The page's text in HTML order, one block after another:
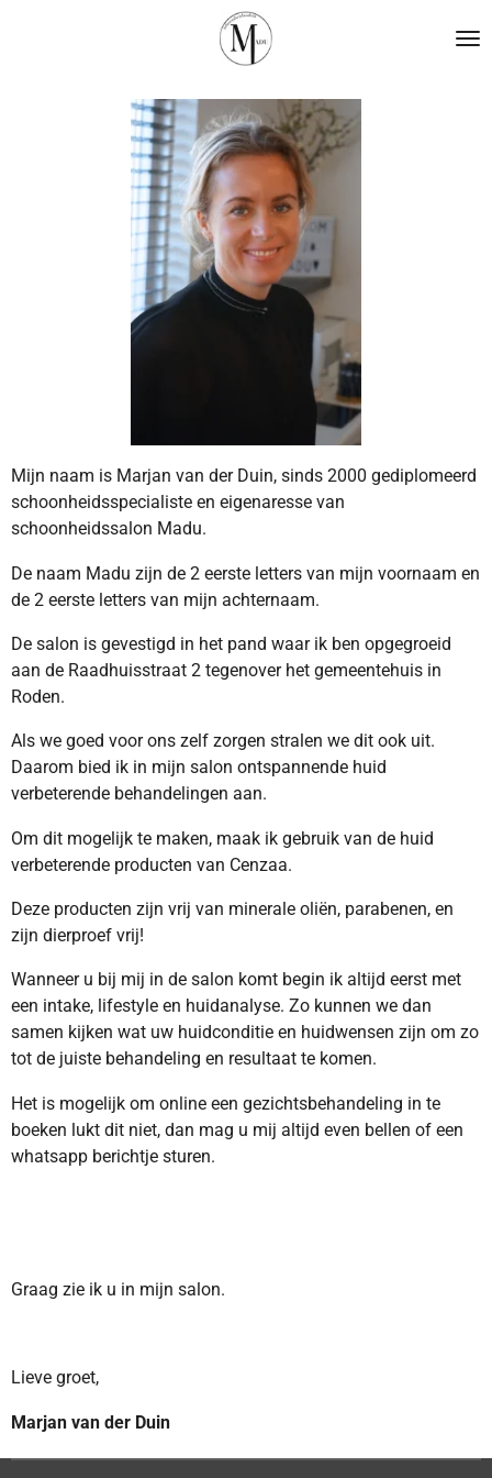
Mijn naam is Marjan van der Duin, sinds 2000 gediplomeerd
schoonheidsspecialiste en eigenaresse van
schoonheidssalon Madu.
De naam Madu zijn de 2 eerste letters van mijn voornaam en
de 2 eerste letters van mijn achternaam.
De salon is gevestigd in het pand waar ik ben opgegroeid
aan de Raadhuisstraat 2 tegenover het gemeentehuis in
Roden.
Als we goed voor ons zelf zorgen stralen we dit ook uit.
Daarom bied ik in mijn salon ontspannende huid
verbeterende behandelingen aan.
Om dit mogelijk te maken, maak ik gebruik van de huid
verbeterende producten van Cenzaa.
Deze producten zijn vrij van minerale oliën, parabenen, en
zijn dierproef vrij!
Wanneer u bij mij in de salon komt begin ik altijd eerst met
een intake, lifestyle en huidanalyse. Zo kunnen we dan
samen kijken wat uw huidconditie en huidwensen zijn om zo
tot de juiste behandeling en resultaat te komen.
Het is mogelijk om online een gezichtsbehandeling in te
boeken lukt dit niet, dan mag u mij altijd even bellen of een
whatsapp berichtje sturen.
Graag zie ik u in mijn salon.
Lieve groet,
Marjan van der Duin